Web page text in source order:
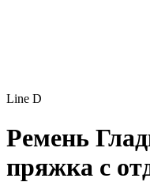
Line D
Ремень
пряжка с